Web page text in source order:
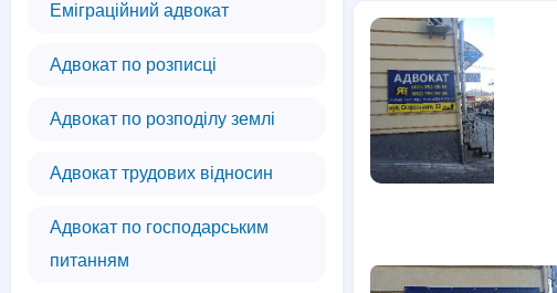
Еміграційний адвокат
Адвокат по розписці
Адвокат по розподілу землі
Адвокат трудових відносин
Адвокат по господарським
питанням